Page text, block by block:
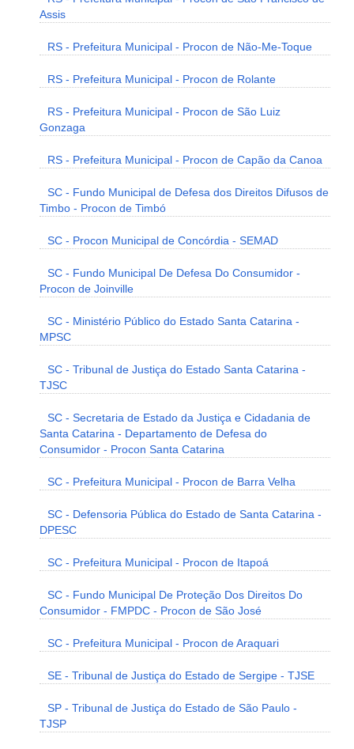
Assis
RS - Prefeitura Municipal - Procon de Não-Me-Toque
RS - Prefeitura Municipal - Procon de Rolante
RS - Prefeitura Municipal - Procon de São Luiz
Gonzaga
RS - Prefeitura Municipal - Procon de Capão da Canoa
SC - Fundo Municipal de Defesa dos Direitos Difusos de
Timbo - Procon de Timbó
SC - Procon Municipal de Concórdia - SEMAD
SC - Fundo Municipal De Defesa Do Consumidor -
Procon de Joinville
SC - Ministério Público do Estado Santa Catarina -
MPSC
SC - Tribunal de Justiça do Estado Santa Catarina -
TJSC
SC - Secretaria de Estado da Justiça e Cidadania de
Santa Catarina - Departamento de Defesa do
Consumidor - Procon Santa Catarina
SC - Prefeitura Municipal - Procon de Barra Velha
SC - Defensoria Pública do Estado de Santa Catarina -
DPESC
SC - Prefeitura Municipal - Procon de Itapoá
SC - Fundo Municipal De Proteção Dos Direitos Do
Consumidor - FMPDC - Procon de São José
SC - Prefeitura Municipal - Procon de Araquari
SE - Tribunal de Justiça do Estado de Sergipe - TJSE
SP - Tribunal de Justiça do Estado de São Paulo -
TJSP